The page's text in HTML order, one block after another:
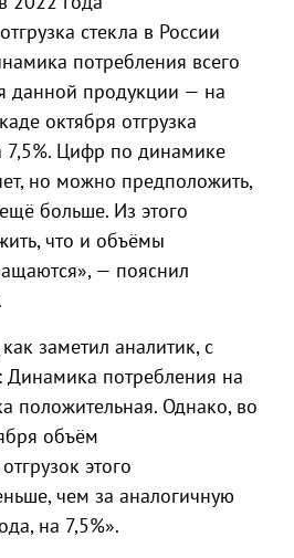
стекла в России
потребления всего
данной продукции — на
октября отгрузка
7,5%. Цифр по динамике
но можно предположить,
больше. Из этого
что и объёмы
— пояснил
заметил аналитик, с
Динамика потребления на
положительная. Однако, во
объём
этого
чем за аналогичную
на 7,5%».